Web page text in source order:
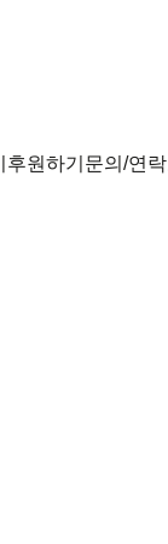
후원하기 문의/연락